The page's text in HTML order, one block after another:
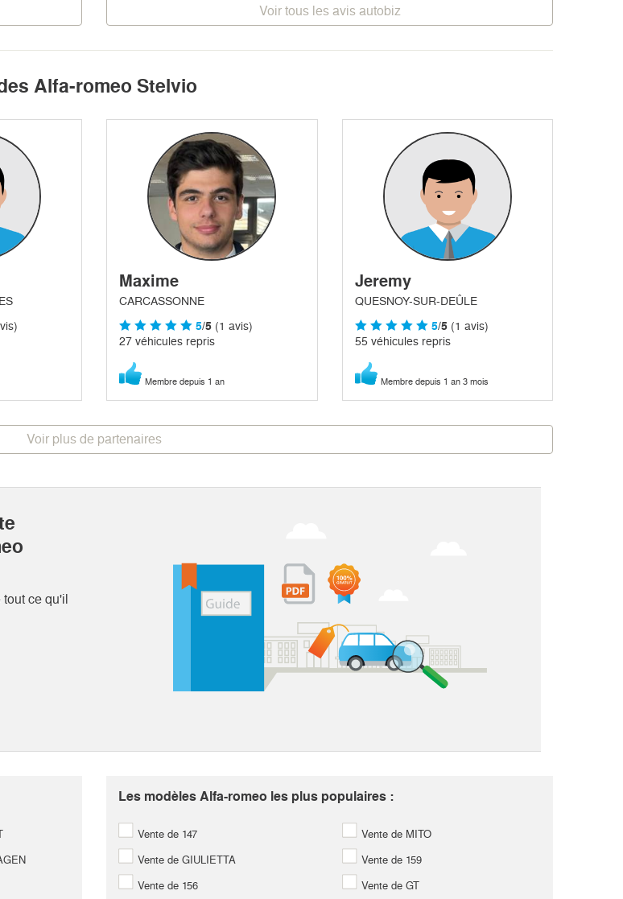
Voir tous les avis autobiz
Alfa-romeo Stelvio
Maxime
CARCASSONNE
5/5 (1 avis)
27 véhicules repris
Membre depuis 1 an
Jeremy
QUESNOY-SUR-DEÛLE
5/5(1 avis)
55 véhicules repris
Membre depuis 1 an 3 mois
Voir plus de partenaires
ce qu'il
Les modèles Alfa-romeo les plus populaires :
Vente de 147 Vente de MITO
Vente de GIULIETTA Vente de 159
Vente de 156 Vente de GT